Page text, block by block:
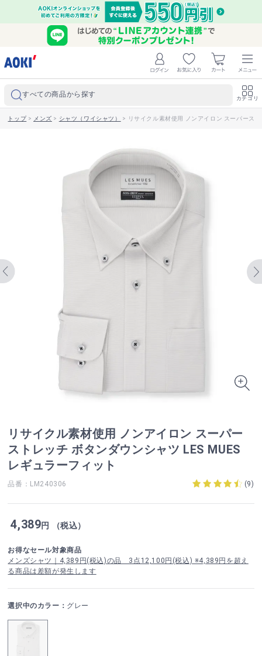
すべての商品から探す カテゴリ
トップ> メンズ > シャツ（ワイシャツ） > リサイクル素材使用 ノンアイロン スーパース
リサイクル素材使用 ノンアイロン スーパー
ストレッチ ボタンダウンシャツ LES MUES
レギュラーフィット
品番：LM240306 (9)
4,389円 （税込）
お得なセール対象商品
メンズシャツ｜4,389円(税込)の品 3点12,100円(税込) ※4,389円を超え
る商品は差額が発生します
選択中のカラー： グレー